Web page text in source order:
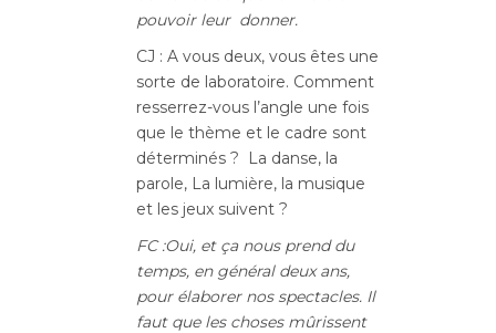
pouvoir leur donner.
CJ : A vous deux, vous êtes une
sorte de laboratoire. Comment
resserrez-vous l’angle une fois
que le thème et le cadre sont
déterminés ? La danse, la
parole, La lumière, la musique
et les jeux suivent ?
FC :Oui, et ça nous prend du
temps, en général deux ans,
pour élaborer nos spectacles. Il
faut que les choses mûrissent